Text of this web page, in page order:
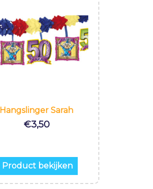
Hangslinger Sarah
€3,50
Product bekijken